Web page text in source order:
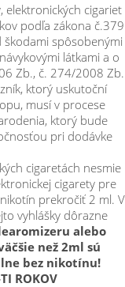
elektronických cigariet
podľa zákona č.379
spôsobenými
látkami a o
Zb., č. 274/2008 Zb.
ktorý uskutoční
musí v procese
ktorý bude
pri dodávke
cigaretách nesmie
cigarety pre
prekročiť 2 ml. V
vyhlášky dôrazne
alebo
než 2ml sú
bez nikotínu!
ROKOV